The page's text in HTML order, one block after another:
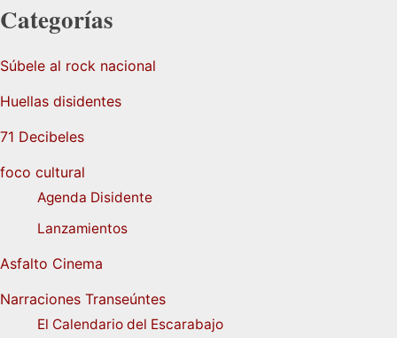
Categorías
Súbele al rock nacional
Huellas disidentes
71 Decibeles
foco cultural
Agenda Disidente
Lanzamientos
Asfalto Cinema
Narraciones Transeúntes
El Calendario del Escarabajo